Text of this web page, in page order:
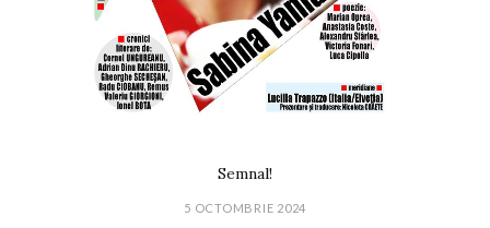
Semnal!
5 OCTOMBRIE 2024